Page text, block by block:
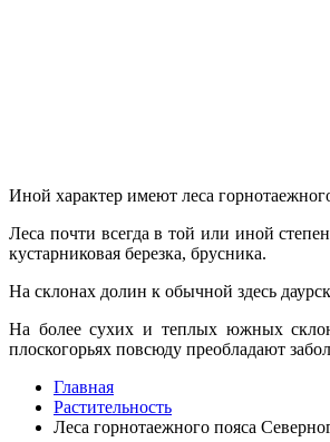
Иной характер имеют леса
Леса по­чти всегда в той или иной
кустарниковая березка, брусника.
На склонах долин к обычной здесь
На более сухих и теплых южных
плоскогорьях повсюду преобладают
Главная
Растительность
Леса горнотаежного пояса